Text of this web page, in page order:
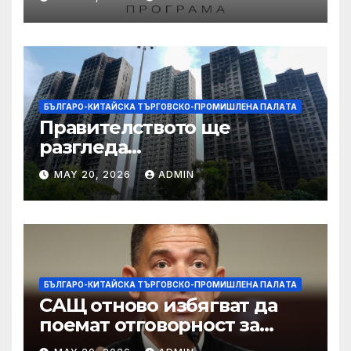
работниците с увреждания
БЪЛГАРО-КИТАЙСКА ТЪРГОВСКО-ПРОМИШЛЕНА ПАЛAТА
Правителството ще
разгледа
застрахователните
претенции на Wang Fuk
Court по план за обратно
изкупуване: Хоп
MAY 20, 2026 ADMIN
БЪЛГАРО-КИТАЙСКА ТЪРГОВСКО-ПРОМИШЛЕНА ПАЛAТА
САЩ отново избягват да
поемат отговорност за
нападението в училище в